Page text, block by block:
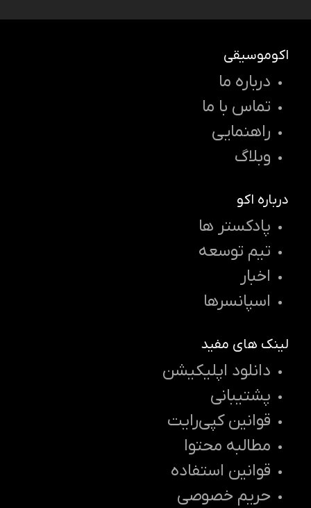
اکوموسیقی
درباره ما
تماس با ما
راهنمایی
وبلاگ
درباره اکو
پادکستر ها
تیم توسعه
اخبار
اسپانسرها
لینک های مفید
دانلود اپلیکیشن
پشتیبانی
قوانین کپی‌رایت
مطالبه محتوا
قوانین استفاده
حریم خصوصی